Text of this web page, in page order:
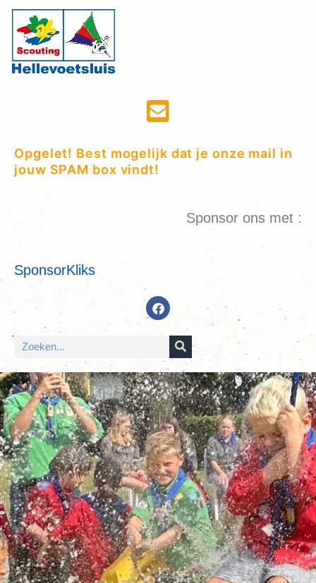
Opgelet! Best mogelijk dat je onze mail in
jouw SPAM box vindt!
Sponsor ons met :
SponsorKliks